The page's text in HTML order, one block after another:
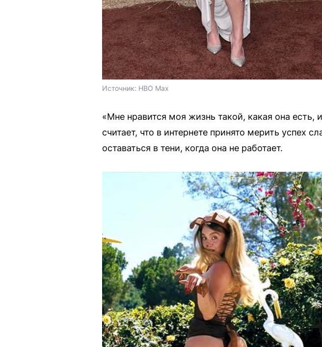
Источник: HBO Max
«Мне нравится моя жизнь такой, какая она
считает, что в интернете принято мерить успех
оставаться в тени, когда она не работает.